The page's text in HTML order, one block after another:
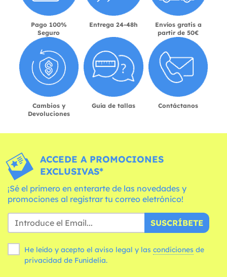
Pago 100%
Seguro
Entrega 24-48h
Envíos gratis a
partir de 50€
Cambios y
Devoluciones
Guía de tallas Contáctanos
ACCEDE A PROMOCIONES
EXCLUSIVAS*
¡Sé el primero en enterarte de las novedades y
promociones al registrar tu correo eletrónico!
SUSCRÍBETE
He leído y acepto el aviso legal y las condiciones
privacidad de Funidelia.